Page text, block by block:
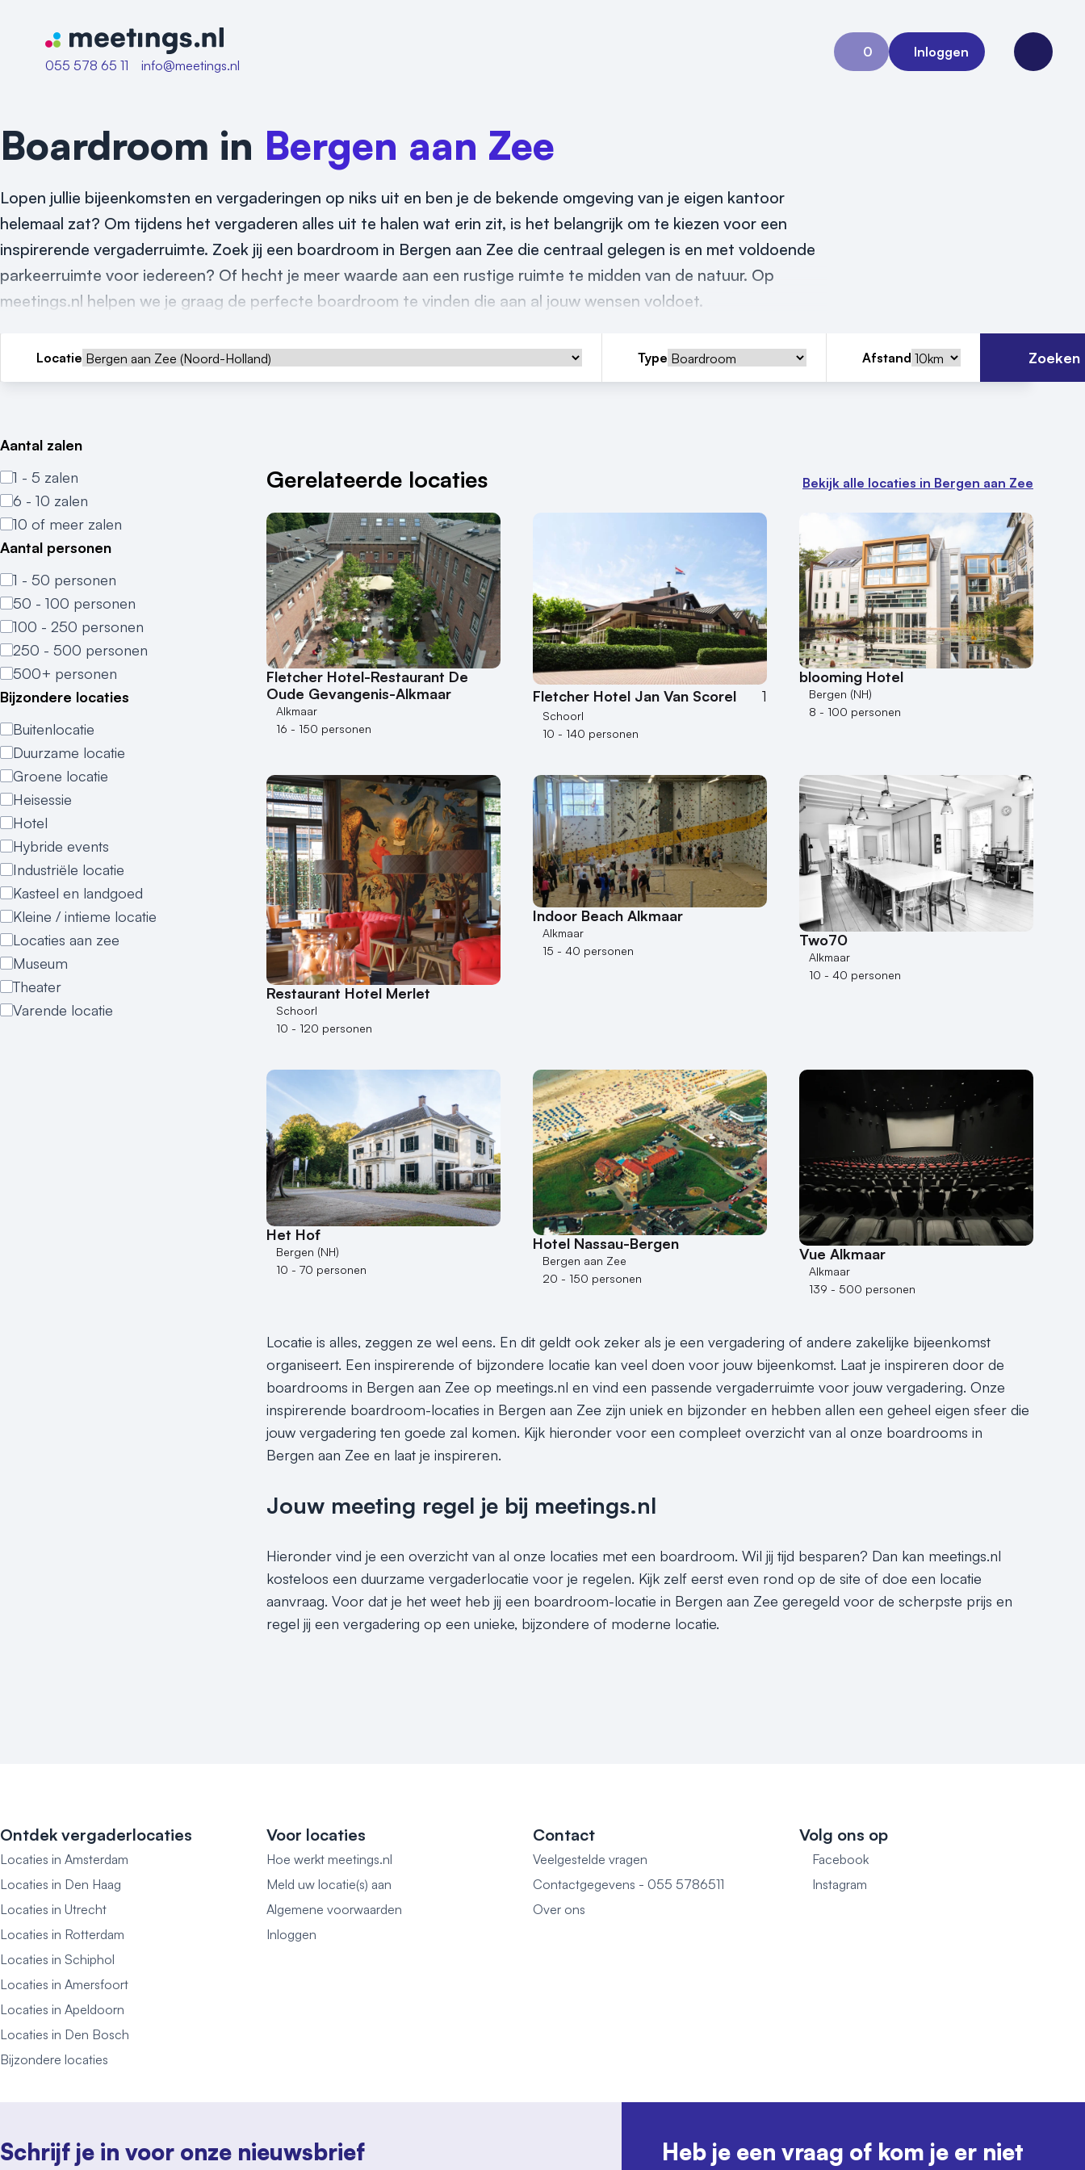
Naar home van Meetings
055 578 65 11
info@meetings.nl
0
Aanvraag 0
Inloggen
Open
Boardroom in Bergen aan Zee
Lopen jullie bijeenkomsten en vergaderingen op niks uit en ben je de bekende omgeving van je eigen kantoor
helemaal zat? Om tijdens het vergaderen alles uit te halen wat erin zit, is het belangrijk om te kiezen voor een
inspirerende vergaderruimte. Zoek jij een boardroom in Bergen aan Zee die centraal gelegen is en met voldoende
parkeerruimte voor iedereen? Of hecht je meer waarde aan een rustige ruimte te midden van de natuur. Op
meetings.nl helpen we je graag de perfecte boardroom te vinden die aan al jouw wensen voldoet.
Locatie Type Afstand Zoeken
Aantal zalen
1 - 5 zalen
6 - 10 zalen
10 of meer zalen
Aantal personen
1 - 50 personen
50 - 100 personen
100 - 250 personen
250 - 500 personen
500+ personen
Bijzondere locaties
Buitenlocatie
Duurzame locatie
Groene locatie
Heisessie
Hotel
Hybride events
Industriële locatie
Kasteel en landgoed
Kleine / intieme locatie
Locaties aan zee
Museum
Theater
Varende locatie
Gerelateerde locaties Bekijk alle locaties in Bergen aan Zee
Fletcher Hotel-Restaurant De
Oude Gevangenis-Alkmaar
Alkmaar
16 - 150 personen
Fletcher Hotel Jan Van Scorel 1
Schoorl
10 - 140 personen
blooming Hotel
Bergen (NH)
8 - 100 personen
Restaurant Hotel Merlet
Schoorl
10 - 120 personen
Indoor Beach Alkmaar
Alkmaar
15 - 40 personen
Two70
Alkmaar
10 - 40 personen
Het Hof
Bergen (NH)
10 - 70 personen
Hotel Nassau-Bergen
Bergen aan Zee
20 - 150 personen
Vue Alkmaar
Alkmaar
139 - 500 personen
Locatie is alles, zeggen ze wel eens. En dit geldt ook zeker als je een vergadering of andere zakelijke bijeenkomst
organiseert. Een inspirerende of bijzondere locatie kan veel doen voor jouw bijeenkomst. Laat je inspireren door de
boardrooms in Bergen aan Zee op meetings.nl en vind een passende vergaderruimte voor jouw vergadering. Onze
inspirerende boardroom-locaties in Bergen aan Zee zijn uniek en bijzonder en hebben allen een geheel eigen sfeer die
jouw vergadering ten goede zal komen. Kijk hieronder voor een compleet overzicht van al onze boardrooms in
Bergen aan Zee en laat je inspireren.
Jouw meeting regel je bij meetings.nl
Hieronder vind je een overzicht van al onze locaties met een boardroom. Wil jij tijd besparen? Dan kan meetings.nl
kosteloos een duurzame vergaderlocatie voor je regelen. Kijk zelf eerst even rond op de site of doe een locatie
aanvraag. Voor dat je het weet heb jij een boardroom-locatie in Bergen aan Zee geregeld voor de scherpste prijs en
regel jij een vergadering op een unieke, bijzondere of moderne locatie.
Ontdek vergaderlocaties
Locaties in Amsterdam
Locaties in Den Haag
Locaties in Utrecht
Locaties in Rotterdam
Locaties in Schiphol
Locaties in Amersfoort
Locaties in Apeldoorn
Locaties in Den Bosch
Bijzondere locaties
Voor locaties
Hoe werkt meetings.nl
Meld uw locatie(s) aan
Algemene voorwaarden
Inloggen
Contact
Veelgestelde vragen
Contactgegevens - 055 5786511
Over ons
Volg ons op
Facebook
Instagram
Schrijf je in voor onze nieuwsbrief Heb je een vraag of kom je er niet